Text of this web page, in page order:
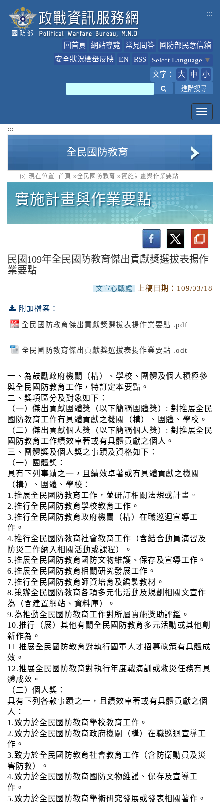
:::
回首頁 網站導覽 常見問答
國防部民意信箱
安全狀況檢舉反映
EN RSS Select Language ▼
文字：
大 中 小
進階搜尋
:::
全民國防教育
全民國防教育簡介
全民國防教育最新公告
南沙研習營活動
活動成果
::: 現在位置: 首頁 »全民國防教育 » 實施計畫與作業要點
實施計畫與作業要點
民國109年全民國防教育傑出貢獻獎選拔表揚作
業要點
文宣心戰處 上稿日期： 109/03/18
附加檔案：
全民國防教育傑出貢獻獎選拔表揚作業要點 .pdf
全民國防教育傑出貢獻獎選拔表揚作業要點 .odt
一、為鼓勵政府機關（構）、學校、團體及個人積極參
與全民國防教育工作，特訂定本要點。
二、獎項區分及對象如下：
（一）傑出貢獻團體獎（以下簡稱團體獎）: 對推展全民
國防教育工作有具體貢獻之機關（構）、團體、學校。
（二）傑出貢獻個人獎（以下簡稱個人獎）: 對推展全民
國防教育工作績效卓著或有具體貢獻之個人。
三、團體獎及個人獎之事蹟及資格如下：
（一）團體獎：
具有下列事蹟之一，且績效卓著或有具體貢獻之機關
（構）、團體、學校：
1.推展全民國防教育工作，並研訂相關法規或計畫。
2.推行全民國防教育學校教育工作。
3.推行全民國防教育政府機關（構）在職巡迴宣導工
作。
4.推行全民國防教育社會教育工作（含結合動員演習及
防災工作納入相關活動或課程）。
5.推展全民國防教育國防文物維護、保存及宣導工作。
6.推展全民國防教育相關研究發展工作。
7.推行全民國防教育師資培育及編製教材。
8.策辦全民國防教育各項多元化活動及規劃相關文宣作
為（含建置網站、資料庫）。
9.為推動全民國防教育工作對所屬實施獎助評鑑。
10.推行（展）其他有關全民國防教育多元活動或其他創
新作為。
11.推展全民國防教育對執行國軍人才招募政策有具體成
效。
12.推展全民國防教育對執行年度戰演訓或救災任務有具
體成效。
（二）個人獎：
具有下列各款事蹟之一，且績效卓著或有具體貢獻之個
人：
1.致力於全民國防教育學校教育工作。
2.致力於全民國防教育政府機關（構）在職巡迴宣導工
作。
3.致力於全民國防教育社會教育工作（含防衛動員及災
害防救）。
4.致力於全民國防教育國防文物維護、保存及宣導工
作。
5.致力於全民國防教育學術研究發展或發表相關著作。